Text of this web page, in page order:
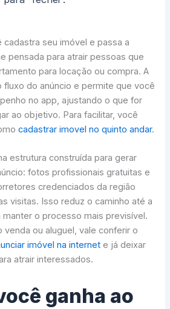
cadastra seu imóvel e passa a
pensada para atrair pessoas que
para locação ou compra. A
fluxo do anúncio e permite que você
no app, ajustando o que for
ao objetivo. Para facilitar, você
cadastrar imovel no quinto andar.
estrutura construída para gerar
fotos profissionais gratuitas e
credenciados da região
visitas. Isso reduz o caminho até a
o processo mais previsível.
venda ou aluguel, vale conferir o
imóvel na internet e já deixar
atrair interessados.
ganha ao